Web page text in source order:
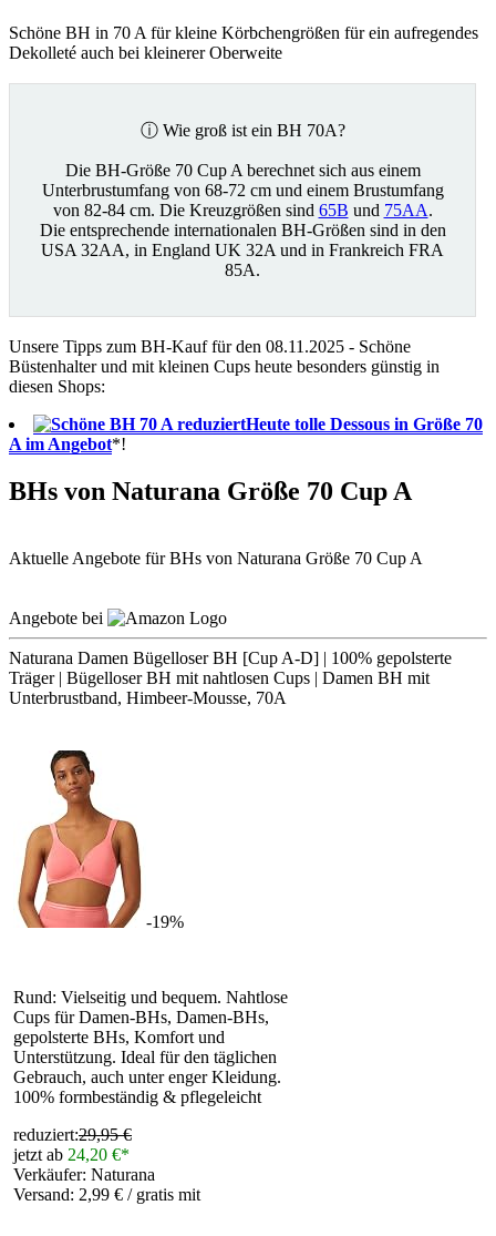
Schöne BH in 70 A für kleine Körbchengrößen für ein aufregendes
Dekolleté auch bei kleinerer Oberweite
ⓘ Wie groß ist ein BH 70A?
Die BH-Größe 70 Cup A berechnet sich aus einem
Unterbrustumfang von 68-72 cm und einem Brustumfang
von 82-84 cm. Die Kreuzgrößen sind 65B und 75AA.
Die entsprechende internationalen BH-Größen sind in den
USA 32AA, in England UK 32A und in Frankreich FRA
85A.
Unsere Tipps zum BH-Kauf für den 08.11.2025 - Schöne
Büstenhalter und mit kleinen Cups heute besonders günstig in
diesen Shops:
Heute tolle Dessous in Größe 70
A im Angebot*!
BHs von Naturana Größe 70 Cup A
Aktuelle Angebote für BHs von Naturana Größe 70 Cup A
Angebote bei
Naturana Damen Bügelloser BH [Cup A-D] | 100% gepolsterte
Träger | Bügelloser BH mit nahtlosen Cups | Damen BH mit
Unterbrustband, Himbeer-Mousse, 70A
-19%
Rund: Vielseitig und bequem. Nahtlose
Cups für Damen-BHs, Damen-BHs,
gepolsterte BHs, Komfort und
Unterstützung. Ideal für den täglichen
Gebrauch, auch unter enger Kleidung.
100% formbeständig & pflegeleicht
reduziert:29,95 €
jetzt ab 24,20 €*
Verkäufer: Naturana
Versand: 2,99 € / gratis mit